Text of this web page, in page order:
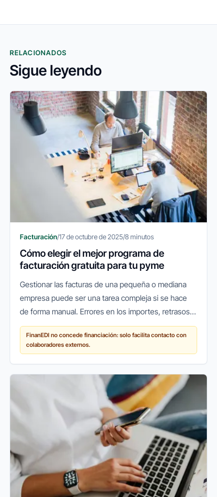
RELACIONADOS
Sigue leyendo
Facturación/17 de octubre de 2025/8 minutos
Cómo elegir el mejor programa de
facturación gratuita para tu pyme
Gestionar las facturas de una pequeña o mediana
empresa puede ser una tarea compleja si se hace
de forma manual. Errores en los importes, retrasos
en los cobros o pérdidas de documentos son
problemas habituales que...
FinanEDI no concede financiación: solo facilita contacto con
colaboradores externos.